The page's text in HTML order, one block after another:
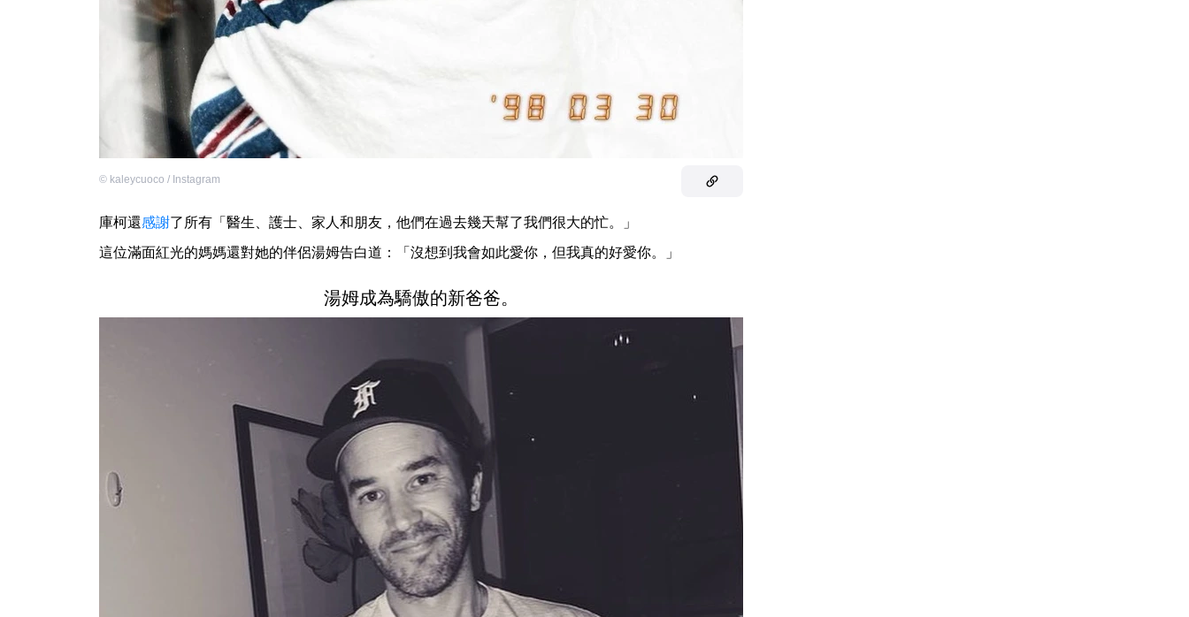
© kaleycuoco / Instagram
庫柯還感謝了所有「醫生、護士、家人和朋友，他們在過去幾天幫了我們很大的忙。」
這位滿面紅光的媽媽還對她的伴侶湯姆告白道：「沒想到我會如此愛你，但我真的好愛你。」
湯姆成為驕傲的新爸爸。